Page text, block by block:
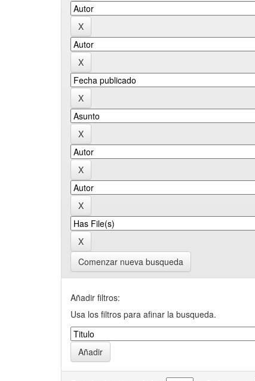
Comenzar nueva busqueda
Añadir filtros:
Usa los filtros para afinar la busqueda.